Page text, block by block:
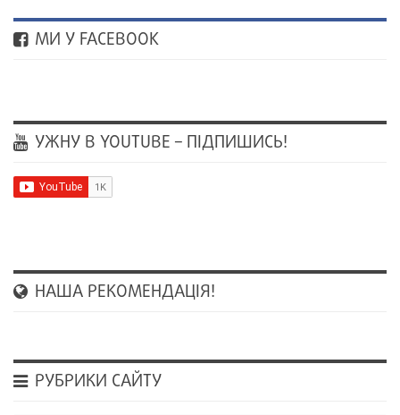
МИ У FACEBOOK
УЖНУ В YOUTUBE – ПІДПИШИСЬ!
НАША РЕКОМЕНДАЦІЯ!
РУБРИКИ САЙТУ